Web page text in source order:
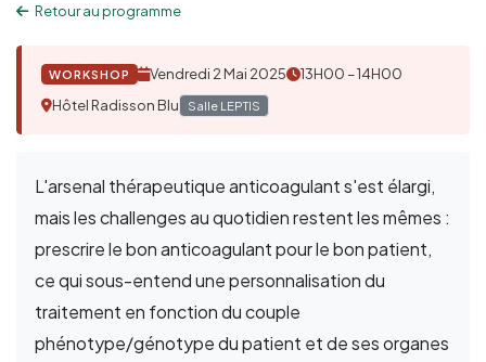
Retour au programme
WORKSHOP Vendredi 2 Mai 2025
13H00 – 14H00
Hôtel Radisson Blu
Salle LEPTIS
L'arsenal thérapeutique anticoagulant s'est élargi,
mais les challenges au quotidien restent les mêmes :
prescrire le bon anticoagulant pour le bon patient,
ce qui sous-entend une personnalisation du
traitement en fonction du couple
phénotype/génotype du patient et de ses organes